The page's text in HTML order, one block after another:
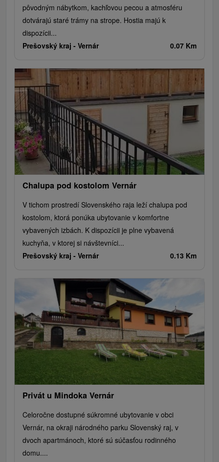
pôvodným nábytkom, kachľovou pecou a atmosféru
dotvárajú staré trámy na strope. Hostia majú k
dispozícii...
Prešovský kraj - Vernár 0.07 Km
Chalupa pod kostolom Vernár
V tichom prostredí Slovenského raja leží chalupa pod
kostolom, ktorá ponúka ubytovanie v komfortne
vybavených izbách. K dispozícii je plne vybavená
kuchyňa, v ktorej si návštevníci...
Prešovský kraj - Vernár 0.13 Km
Privát u Mindoka Vernár
Celoročne dostupné súkromné ubytovanie v obci
Vernár, na okraji národného parku Slovenský raj, v
dvoch apartmánoch, ktoré sú súčasťou rodinného
domu....